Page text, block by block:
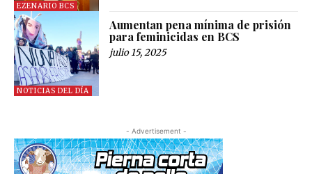
EZENARIO BCS
NOTICIAS DEL DÍA
Aumentan pena mínima de prisión
para feminicidas en BCS
julio 15, 2025
- Advertisement -